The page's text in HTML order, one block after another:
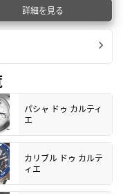
詳細を見る
パシャ ドゥ カルティ
エ
カリブル ドゥ カルテ
ィエ